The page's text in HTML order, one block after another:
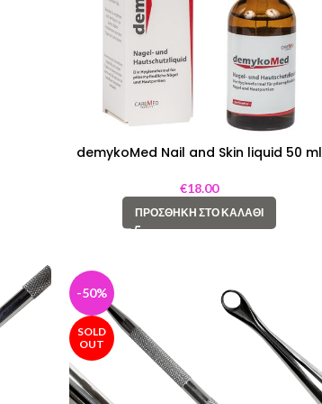
demykoMed Nail and Skin liquid 50 ml
€18.00
ΠΡΟΣΘΉΚΗ ΣΤΟ ΚΑΛΆΘΙ
-50%
SOLD
OUT